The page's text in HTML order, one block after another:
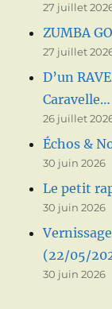
27 juillet
ZUMBA
27 juillet
D’un
Caravelle…
26 juillet
Échos &
30 juin 2026
Le petit
30 juin 2026
(22/05/
30 juin 2026